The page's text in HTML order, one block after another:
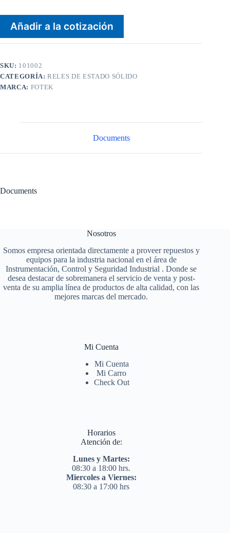
Añadir a la cotización
SKU: 101002
CATEGORÍA:RELES DE ESTADO SÓLIDO
MARCA: FOTEK
Documents
Documents
Nosotros
Somos empresa orientada directamente a proveer repuestos y
equipos para la industria nacional en el área de
Instrumentación, Control y Seguridad Industrial . Donde se
desea destacar de sobremanera el servicio de venta y post-
venta de su amplia línea de productos de alta calidad, con las
mejores marcas del mercado.
Mi Cuenta
Mi Cuenta
Mi Carro
Check Out
Horarios
Atención de:
Lunes y Martes:
08:30 a 18:00 hrs.
Miercoles a Viernes:
08:30 a 17:00 hrs